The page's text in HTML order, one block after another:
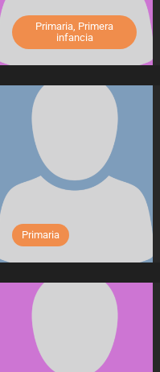
Primaria, Primera
infancia
Primaria